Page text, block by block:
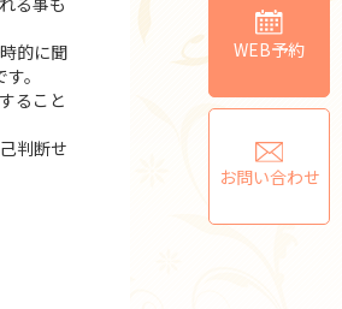
的に聞
。
ること
判断せ
WEB予約
お問い合わせ